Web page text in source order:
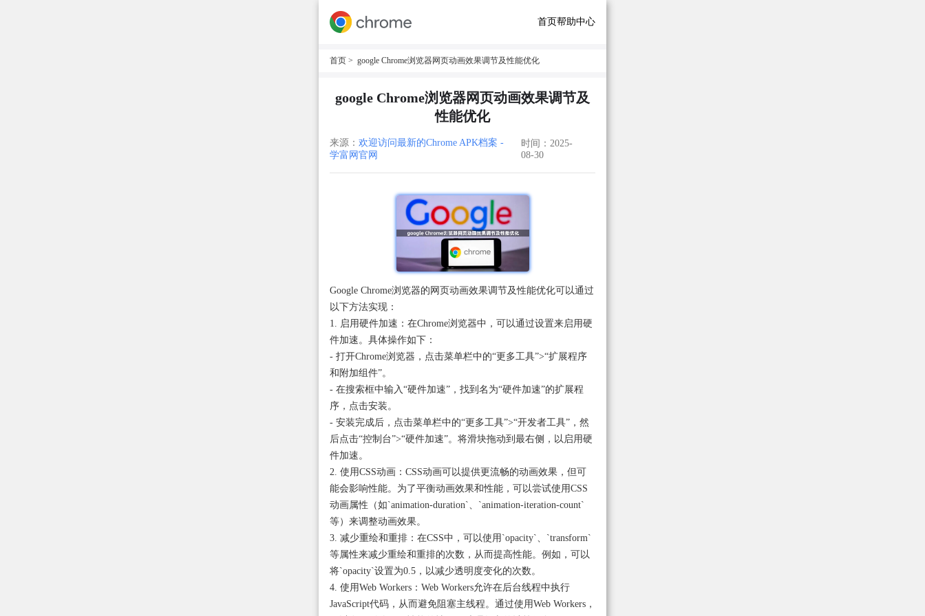
首页帮助中心
首页 > google Chrome浏览器网页动画效果调节及性能优化
google Chrome浏览器网页动画效果调节及
性能优化
来源： 欢迎访问最新的Chrome APK档案 -
学富网官网
时间：2025-
08-30
Google Chrome浏览器的网页动画效果调节及性能优化可以通过
以下方法实现：
1. 启用硬件加速：在Chrome浏览器中，可以通过设置来启用硬
件加速。具体操作如下：
- 打开Chrome浏览器，点击菜单栏中的“更多工具”>“扩展程序
和附加组件”。
- 在搜索框中输入“硬件加速”，找到名为“硬件加速”的扩展程
序，点击安装。
- 安装完成后，点击菜单栏中的“更多工具”>“开发者工具”，然
后点击“控制台”>“硬件加速”。将滑块拖动到最右侧，以启用硬
件加速。
2. 使用CSS动画：CSS动画可以提供更流畅的动画效果，但可
能会影响性能。为了平衡动画效果和性能，可以尝试使用CSS
动画属性（如`animation-duration`、`animation-iteration-count`
等）来调整动画效果。
3. 减少重绘和重排：在CSS中，可以使用`opacity`、`transform`
等属性来减少重绘和重排的次数，从而提高性能。例如，可以
将`opacity`设置为0.5，以减少透明度变化的次数。
4. 使用Web Workers：Web Workers允许在后台线程中执行
JavaScript代码，从而避免阻塞主线程。通过使用Web Workers，